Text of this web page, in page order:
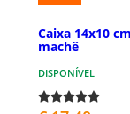
Caixa 14x10
machê
DISPONÍVEL